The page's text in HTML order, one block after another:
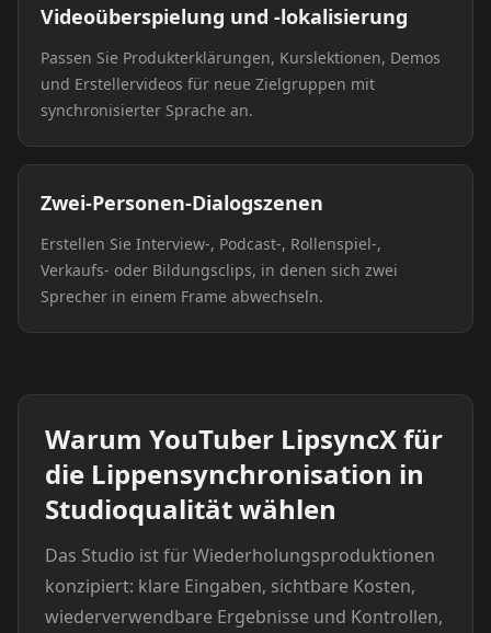
Videoüberspielung und -lokalisierung
Passen Sie Produkterklärungen, Kurslektionen, Demos
und Erstellervideos für neue Zielgruppen mit
synchronisierter Sprache an.
Zwei-Personen-Dialogszenen
Erstellen Sie Interview-, Podcast-, Rollenspiel-,
Verkaufs- oder Bildungsclips, in denen sich zwei
Sprecher in einem Frame abwechseln.
Warum YouTuber LipsyncX für
die Lippensynchronisation in
Studioqualität wählen
Das Studio ist für Wiederholungsproduktionen
konzipiert: klare Eingaben, sichtbare Kosten,
wiederverwendbare Ergebnisse und Kontrollen,